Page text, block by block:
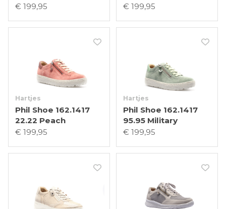
€ 199,95
€ 199,95
Hartjes
Phil Shoe 162.1417
22.22 Peach
€ 199,95
Hartjes
Phil Shoe 162.1417
95.95 Military
€ 199,95